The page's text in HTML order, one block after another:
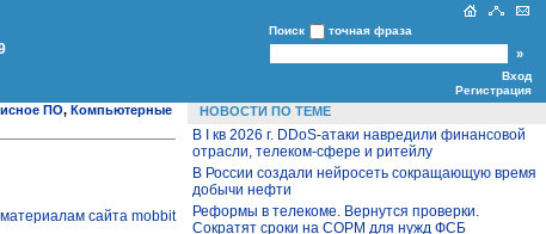
Поиск точная фраза
Вход
Регистрация
ПО, Компьютерные
сайта mobbit
НОВОСТИ ПО ТЕМЕ
В I кв 2026 г. DDoS-атаки навредили финансовой
отрасли, телеком-сфере и ритейлу
В России создали нейросеть сокращающую время
добычи нефти
Реформы в телекоме. Вернутся проверки.
Сократят сроки на СОРМ для нужд ФСБ